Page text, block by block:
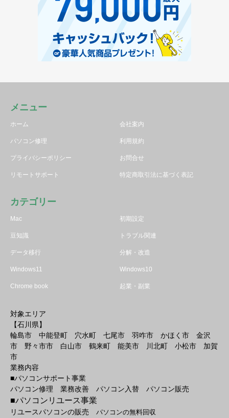
メニュー
ホーム 会社案内
パソコン修理 利用規約
プライバシーポリシー お問合せ
リモートサポート 特定商取引法に基づく表記
カテゴリー
Mac 初期設定
豆知識 トラブル関連
データ移行 分解・改造
Windows11 Windows10
Chrome book 起業・副業
対象エリア
【石川県】
輪島市 中能登町 穴水町 七尾市 羽咋市 かほく市 金沢
市 野々市市 白山市 鶴来町 能美市 川北町 小松市 加賀
市
業務内容
■パソコンサポート事業
パソコン修理 業務改善 パソコン入替 パソコン販売
■パソコンリユース事業
リユースパソコンの販売 パソコンの無料回収